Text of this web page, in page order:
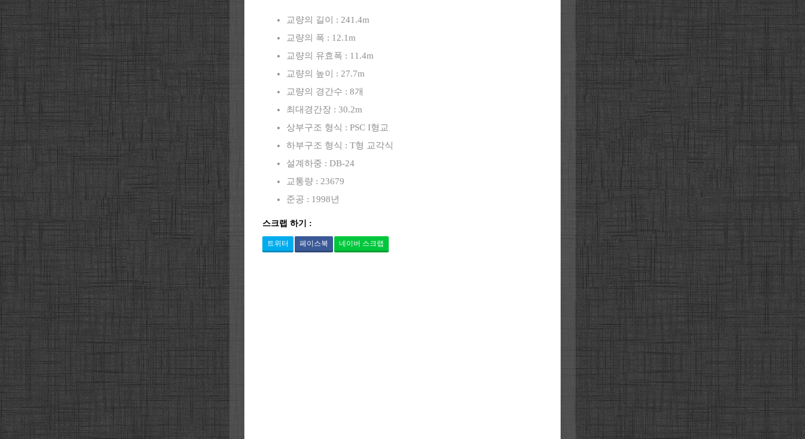
교량의 길이 : 241.4m
교량의 폭 : 12.1m
교량의 유효폭 : 11.4m
교량의 높이 : 27.7m
교량의 경간수 : 8개
최대경간장 : 30.2m
상부구조 형식 : PSC I형교
하부구조 형식 : T형 교각식
설계하중 : DB-24
교통량 : 23679
준공 : 1998년
스크랩 하기 :
트위터 페이스북 네이버 스크랩